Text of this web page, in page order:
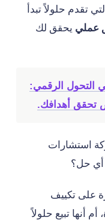
تقدم حلولاً تبدأ
عملي يحقق لك
التحول الرقمي:
تحقق أهدافك.
استشارات
أي حل؟
على تكييف
أنها تبيع حلولاً